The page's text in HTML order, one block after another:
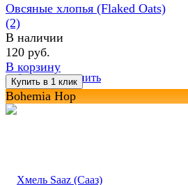
избранное сравнить
Овсяные хлопья (Flaked Oats)
(2)
В наличии
120 руб.
В корзину
Bohemia Hop